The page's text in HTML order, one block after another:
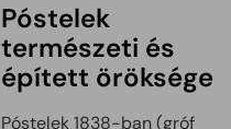
Póstelek
természeti és
épített öröksége
Póstelek 1838-ban (gróf